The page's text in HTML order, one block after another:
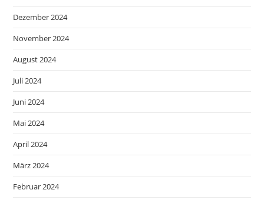
Dezember 2024
November 2024
August 2024
Juli 2024
Juni 2024
Mai 2024
April 2024
März 2024
Februar 2024